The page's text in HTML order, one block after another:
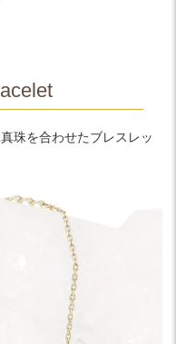
珠を合わせたブレスレッ